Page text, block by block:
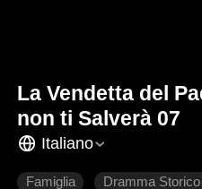
La Vendetta del
non ti Salverà 07
Italiano
Famiglia Dramma